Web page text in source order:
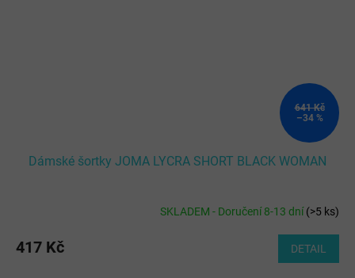
641 Kč
–34 %
Dámské šortky JOMA LYCRA SHORT BLACK WOMAN
SKLADEM - Doručení 8-13 dní(>5 ks)
417 Kč DETAIL